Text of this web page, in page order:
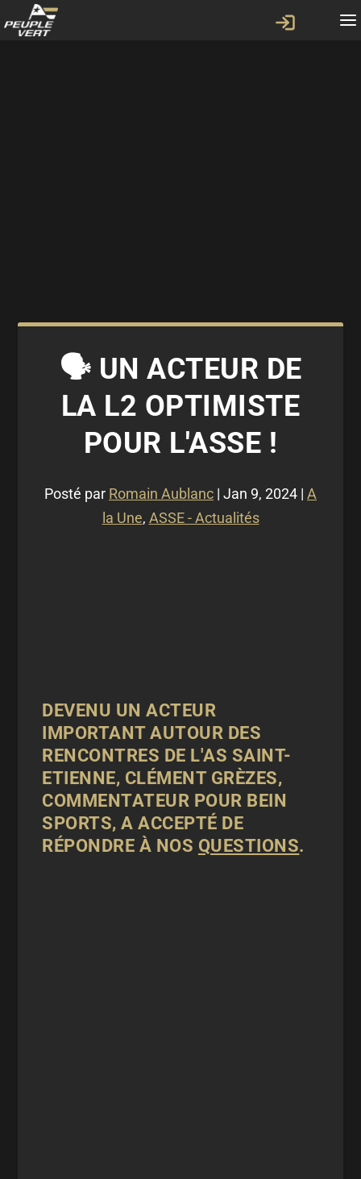
🗣 UN ACTEUR DE
LA L2 OPTIMISTE
POUR L'ASSE !
Posté par Romain Aublanc | Jan 9, 2024 | A
la Une, ASSE - Actualités
DEVENU UN ACTEUR
IMPORTANT AUTOUR DES
RENCONTRES DE L'AS SAINT-
ETIENNE, CLÉMENT GRÈZES,
COMMENTATEUR POUR BEIN
SPORTS, A ACCEPTÉ DE
RÉPONDRE À NOS QUESTIONS.